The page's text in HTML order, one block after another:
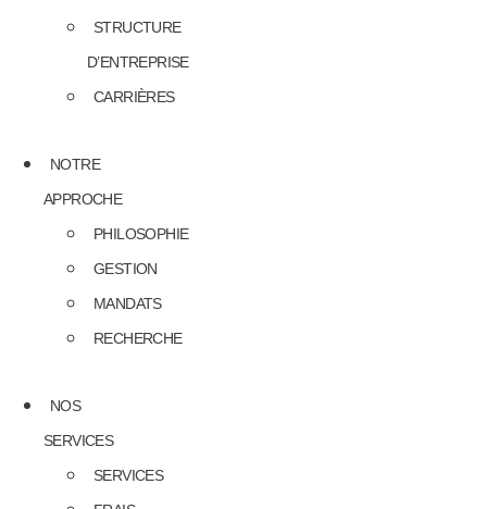
STRUCTURE
D’ENTREPRISE
CARRIÈRES
NOTRE
APPROCHE
PHILOSOPHIE
GESTION
MANDATS
RECHERCHE
NOS
SERVICES
SERVICES